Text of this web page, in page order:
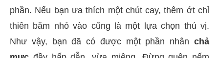
phần. Nếu bạn ưa thích một chút cay, thêm ớt chỉ
thiên băm nhỏ vào cũng là một lựa chọn thú vị.
Như vậy, bạn đã có được một phần nhân chả